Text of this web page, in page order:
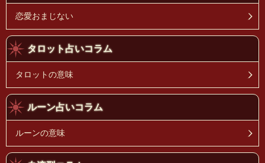
恋愛おまじない
タロット占いコラム
タロットの意味
ルーン占いコラム
ルーンの意味